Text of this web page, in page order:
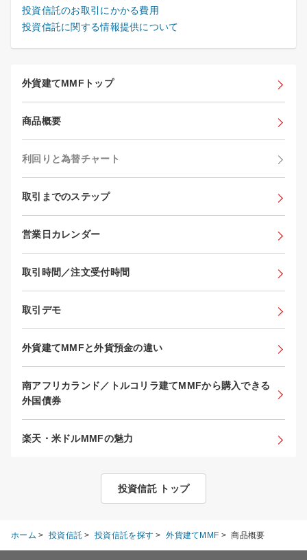
投資信託のお取引にかかる費用
投資信託に関する情報提供について
外貨建てMMFトップ
商品概要
利回りと為替チャート
取引までのステップ
営業日カレンダー
取引時間／注文受付時間
取引デモ
外貨建てMMFと外貨預金の違い
南アフリカランド／トルコリラ建てMMFから購入できる
外国債券
楽天・米ドルMMFの魅力
投資信託 トップ
ホーム > 投資信託 > 投資信託を探す > 外貨建てMMF > 商品概要